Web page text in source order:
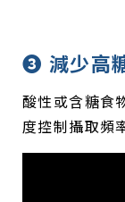
➌ 減少高
酸性或含糖食
度控制攝取頻